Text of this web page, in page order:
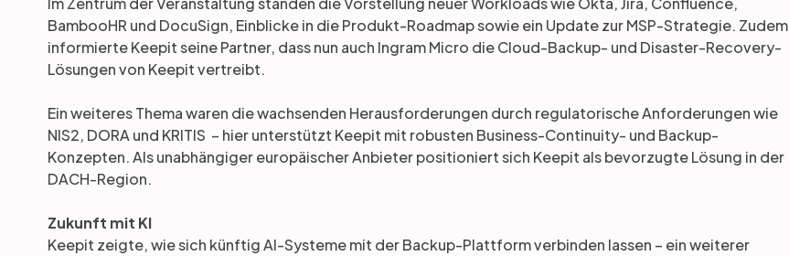
BambooHR und DocuSign, Einblicke in die Produkt-Roadmap sowie ein Update zur MSP-Strategie. Zudem
informierte Keepit seine Partner, dass nun auch Ingram Micro die Cloud-Backup- und Disaster-Recovery-
Lösungen von Keepit vertreibt.
Ein weiteres Thema waren die wachsenden Herausforderungen durch regulatorische Anforderungen wie
NIS2, DORA und KRITIS – hier unterstützt Keepit mit robusten Business-Continuity- und Backup-
Konzepten. Als unabhängiger europäischer Anbieter positioniert sich Keepit als bevorzugte Lösung in der
DACH-Region.
Zukunft mit KI
Keepit zeigte, wie sich künftig AI-Systeme mit der Backup-Plattform verbinden lassen – ein weiterer